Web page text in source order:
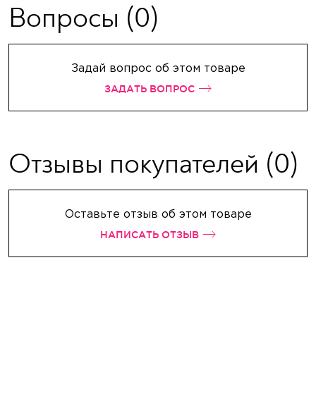
Вопросы (0)
Задай вопрос об этом товаре
ЗАДАТЬ ВОПРОС
Отзывы покупателей (0)
Оставьте отзыв об этом товаре
НАПИСАТЬ ОТЗЫВ